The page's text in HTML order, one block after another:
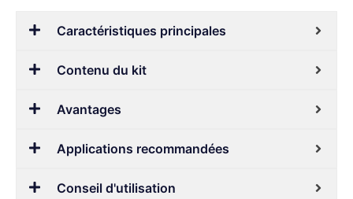
Caractéristiques principales
Contenu du kit
Avantages
Applications recommandées
Conseil d'utilisation